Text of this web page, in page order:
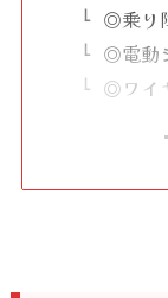
◎乗り
◎電動
◎ワイ